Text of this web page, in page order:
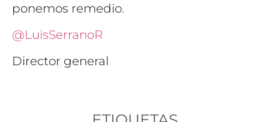
ponemos remedio.
@LuisSerranoR
Director general